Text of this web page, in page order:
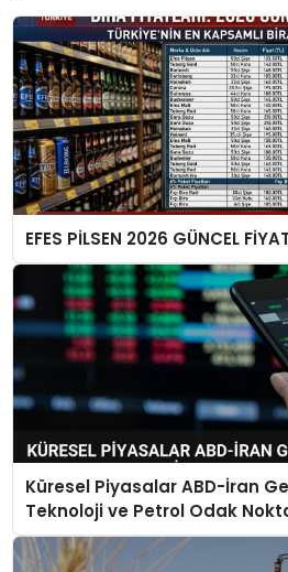
EFES PİLSEN 2026 GÜNCEL
Küresel Piyasalar ABD-İran
Teknoloji ve Petrol Odak